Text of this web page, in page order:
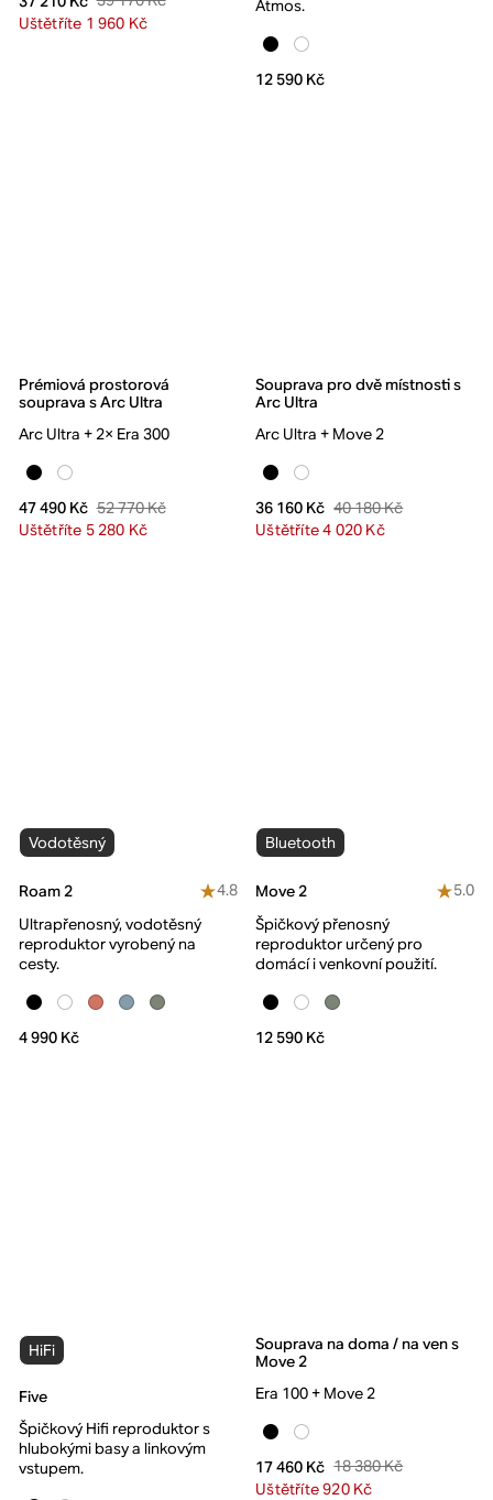
Uštětříte 1 960 Kč
Atmos.
12 590 Kč
Prémiová prostorová
souprava s Arc Ultra
Arc Ultra + 2× Era 300
47 490 Kč 52 770 Kč
Uštětříte 5 280 Kč
Souprava pro dvě místnosti s
Arc Ultra
Arc Ultra + Move 2
36 160 Kč 40 180 Kč
Uštětříte 4 020 Kč
Vodotěsný
Roam 2
4.8
Ultrapřenosný, vodotěsný
reproduktor vyrobený na
cesty.
4 990 Kč
Bluetooth
Move 2
5.0
Špičkový přenosný
reproduktor určený pro
domácí i venkovní použití.
12 590 Kč
HiFi
Five
Špičkový Hifi reproduktor s
hlubokými basy a linkovým
vstupem.
Souprava na doma / na ven s
Move 2
Era 100 + Move 2
17 460 Kč 18 380 Kč
Uštětříte 920 Kč